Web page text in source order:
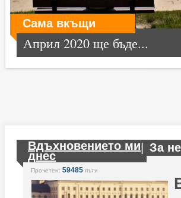
Сама вкъщи
Април 2020 ще бъде...
Вдъхновението ми
днес
За
Прочетен: 59485 пъти